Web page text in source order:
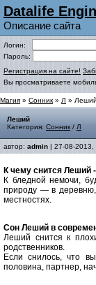
Datalife
Описание сайта
Логин:
Пароль:
Регистрация на сайте!
Вы просматриваете
Магия » Сонник » Л » Леший
Леший
Категория: Сонник / Л
автор: admin | 27-08-2013,
К чему снится Леший
К бледной немочи,
природу — в деревню,
местностях.
Сон Леший в
Леший снится к
родственников.
Если снилось, что
половина, партнер,